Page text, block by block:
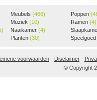
Meubels (466)
Muziek (10)
Naaikamer (4)
Planten (30)
Poppen
Ramen (4)
Speelgoed
voorwaarden- Disclaimer-
© Copyright